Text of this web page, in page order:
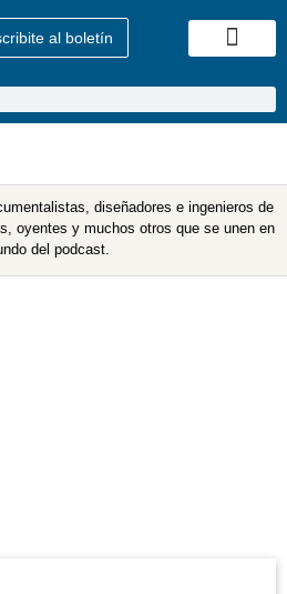
al boletín
diseñadores e ingenieros de
oyentes y muchos otros que se unen en
del podcast.